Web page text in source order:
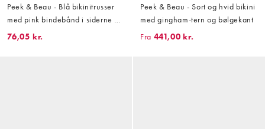
Peek & Beau - Blå bikinitrusser
med pink bindebånd i siderne og
striber
76,05 kr.
Peek & Beau - Sort og hvid bikini
med gingham-tern og bølgekant
Fra 441,00 kr.